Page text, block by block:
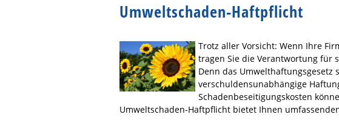
Umweltschaden-Haftpflicht
Trotz aller Vorsicht: Wenn Ihre
tragen Sie die Verantwortung für
Denn das Umwelthaftungsgesetz
verschuldensunabhängige
Schadenbeseitigungskosten
Umweltschaden-Haftpflicht bietet Ihnen